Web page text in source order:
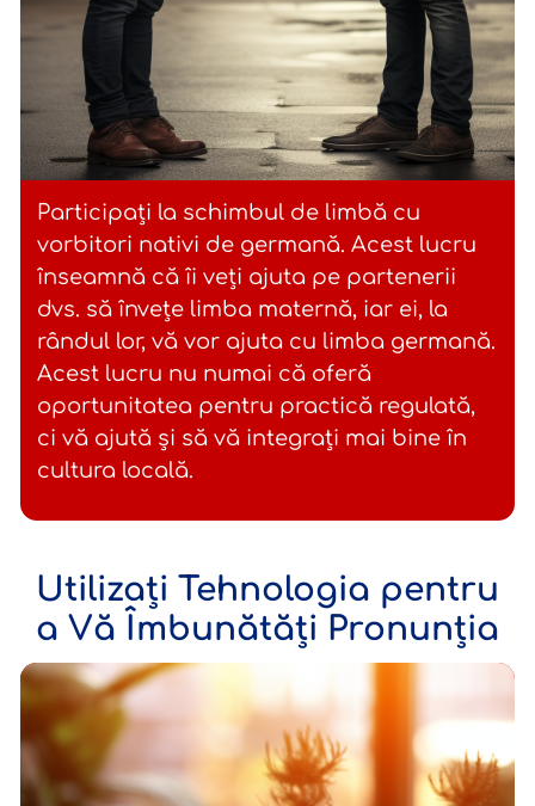
Participați la schimbul de limbă cu
vorbitori nativi de germană. Acest lucru
înseamnă că îi veți ajuta pe partenerii
dvs. să învețe limba maternă, iar ei, la
rândul lor, vă vor ajuta cu limba germană.
Acest lucru nu numai că oferă
oportunitatea pentru practică regulată,
ci vă ajută și să vă integrați mai bine în
cultura locală.
Utilizați Tehnologia pentru
a Vă Îmbunătăți Pronunția